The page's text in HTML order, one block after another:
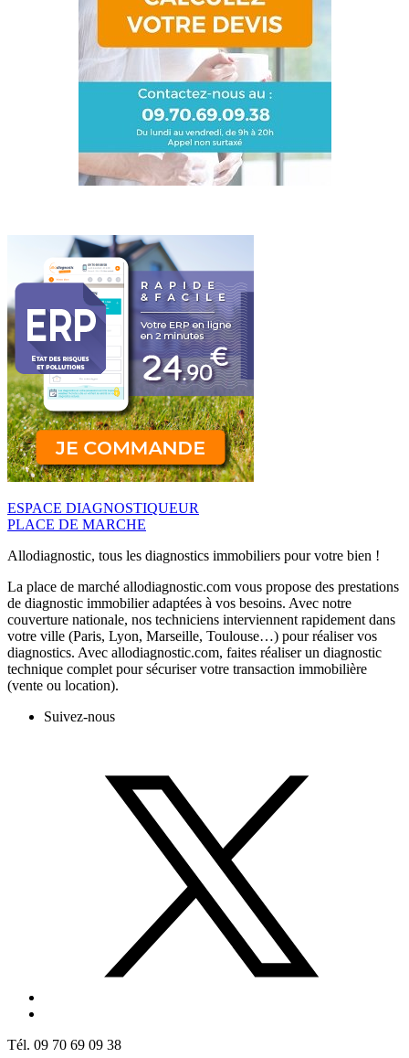
ESPACE DIAGNOSTIQUEUR
PLACE DE MARCHE
Allodiagnostic, tous les diagnostics immobiliers pour votre bien !
La place de marché allodiagnostic.com vous propose des prestations
de diagnostic immobilier adaptées à vos besoins. Avec notre
couverture nationale, nos techniciens interviennent rapidement dans
votre ville (Paris, Lyon, Marseille, Toulouse…) pour réaliser vos
diagnostics. Avec allodiagnostic.com, faites réaliser un diagnostic
technique complet pour sécuriser votre transaction immobilière
(vente ou location).
Suivez-nous
Tél. 09 70 69 09 38